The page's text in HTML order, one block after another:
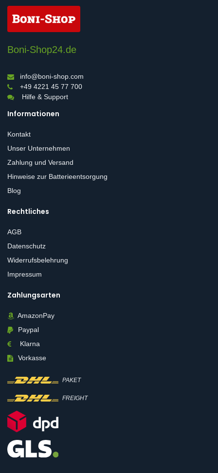
Boni-Shop24.de
info@boni-shop.com
+49 4221 45 77 700
Hilfe & Support
Informationen
Kontakt
Unser Unternehmen
Zahlung und Versand
Hinweise zur Batterieentsorgung
Blog
Rechtliches
AGB
Datenschutz
Widerrufsbelehrung
Impressum
Zahlungsarten
AmazonPay
Paypal
Klarna
Vorkasse
PAKET
FREIGHT